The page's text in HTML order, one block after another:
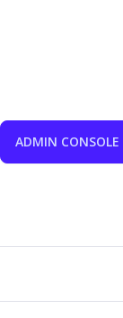
ADMIN CONSOLE